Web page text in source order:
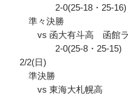
2-0(25-18・25-16)
準々決勝
vs 函大有斗高 函館ラ
2-0(25-8・25-15)
2/2(日)
準決勝
vs 東海大札幌高